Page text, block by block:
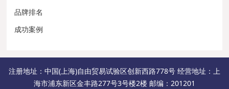
品牌排名
成功案例
注册地址：中国(上海)自由贸易试验区创新西路778号 经营地址：上
海市浦东新区金丰路277号3号楼2楼 邮编：201201